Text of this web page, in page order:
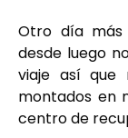
Otro día más
desde luego
viaje así que
montados en
centro de